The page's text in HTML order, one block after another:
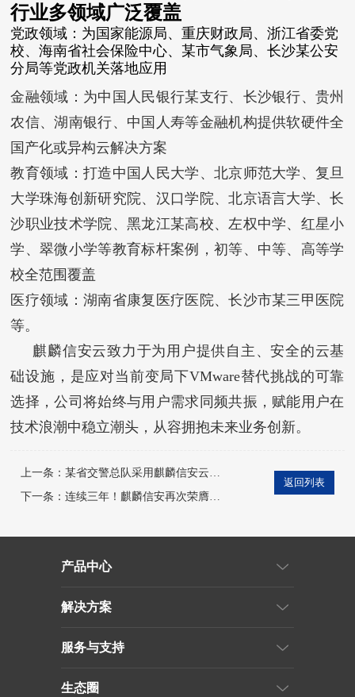
行业多领域广泛覆盖
党政领域：为国家能源局、重庆财政局、浙江省委党
校、海南省社会保险中心、某市气象局、长沙某公安
分局等党政机关落地应用
金融领域：为中国人民银行某支行、长沙银行、贵州
农信、湖南银行、中国人寿等金融机构提供软硬件全
国产化或异构云解决方案
教育领域：打造中国人民大学、北京师范大学、复旦
大学珠海创新研究院、汉口学院、北京语言大学、长
沙职业技术学院、黑龙江某高校、左权中学、红星小
学、翠微小学等教育标杆案例，初等、中等、高等学
校全范围覆盖
医疗领域：湖南省康复医疗医院、长沙市某三甲医院
等。
麒麟信安云致力于为用户提供自主、安全的云基
础设施，是应对当前变局下VMware替代挑战的可靠
选择，公司将始终与用户需求同频共振，赋能用户在
技术浪潮中稳立潮头，从容拥抱未来业务创新。
上一条：某省交警总队采用麒麟信安云破解三方运维安全困局！数
下一条：连续三年！麒麟信安再次荣膺信创工委会“卓越贡献成员单
返回列表
产品中心
解决方案
服务与支持
生态圈